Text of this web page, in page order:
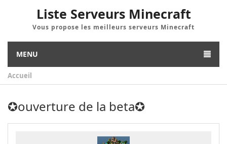
Liste Serveurs Minecraft
Vous propose les meilleurs serveurs Minecraft
MENU
Accueil
✪ouverture de la beta✪